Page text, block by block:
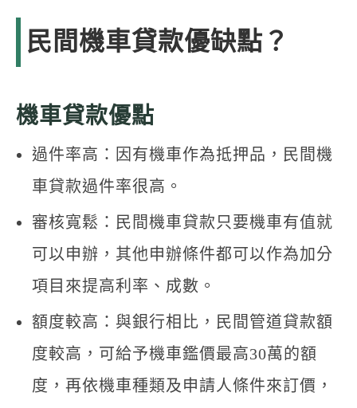
民間機車貸款優缺點？
機車貸款優點
過件率高：因有機車作為抵押品，民間機
車貸款過件率很高。
審核寬鬆：民間機車貸款只要機車有值就
可以申辦，其他申辦條件都可以作為加分
項目來提高利率、成數。
額度較高：與銀行相比，民間管道貸款額
度較高，可給予機車鑑價最高30萬的額
度，再依機車種類及申請人條件來訂價，